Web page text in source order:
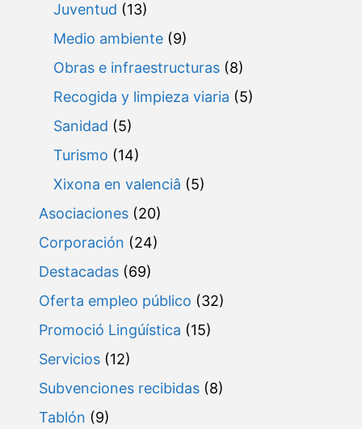
Juventud (13)
Medio ambiente (9)
Obras e infraestructuras (8)
Recogida y limpieza viaria (5)
Sanidad (5)
Turismo (14)
Xixona en valenciâ (5)
Asociaciones (20)
Corporación (24)
Destacadas (69)
Oferta empleo público (32)
Promoció Lingúística (15)
Servicios (12)
Subvenciones recibidas (8)
Tablón (9)